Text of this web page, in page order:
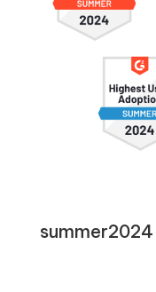
summer2024